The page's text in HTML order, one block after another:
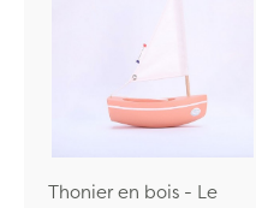
Thonier en bois - Le